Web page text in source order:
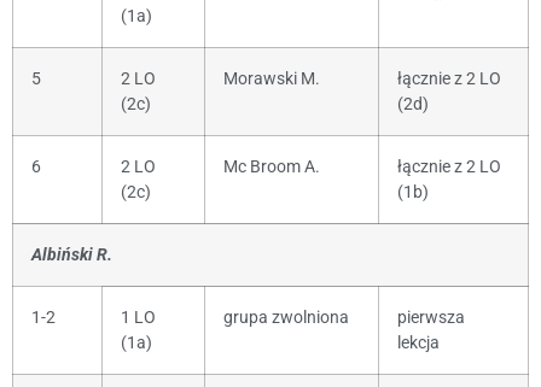
(1a)
5
2 LO
(2c)
Morawski M.
łącznie z 2 LO
(2d)
6
2 LO
(2c)
Mc Broom A.
łącznie z 2 LO
(1b)
Albiński R.
1-2
1 LO
(1a)
grupa zwolniona
pierwsza
lekcja